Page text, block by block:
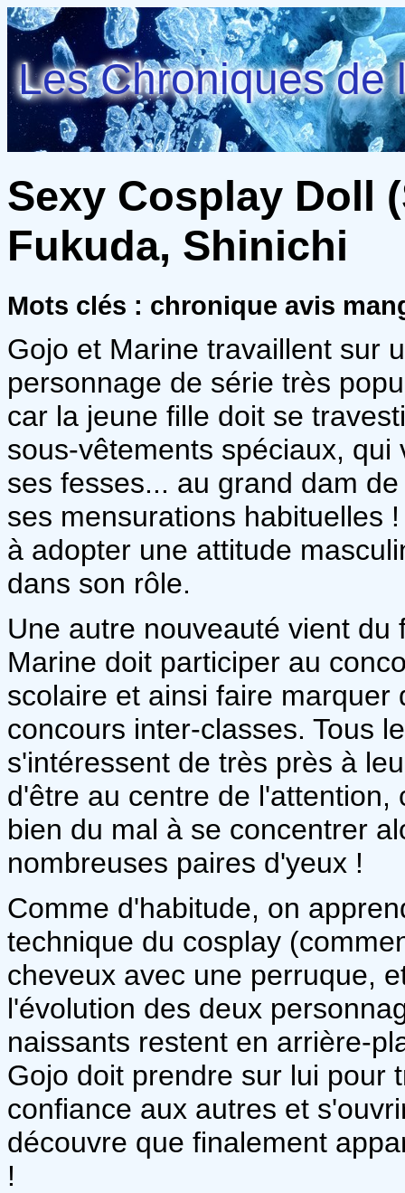
Les Chroniques de
Sexy Cosplay Doll
Fukuda, Shinichi
Mots clés : chronique avis
Gojo et Marine travaillent sur
personnage de série très
car la jeune fille doit se
sous-vêtements spéciaux,
ses fesses... au grand dam
ses mensurations habituelles
à adopter une attitude
dans son rôle.
Une autre nouveauté vient
Marine doit participer au
scolaire et ainsi faire
concours inter-classes. Tous
s'intéressent de très près à
d'être au centre de
bien du mal à se concentrer
nombreuses paires d'yeux !
Comme d'habitude, on
technique du cosplay
cheveux avec une perruque,
l'évolution des deux
naissants restent en arrière-
Gojo doit prendre sur lui pour
confiance aux autres et
découvre que finalement
!